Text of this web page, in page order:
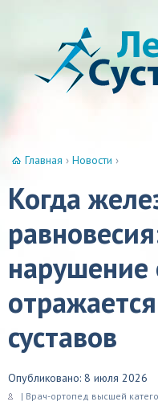
Главная › Новости ›
Когда
нарушение
суставов
Опубликовано: 8 июля 2026
| Врач-ортопед высшей